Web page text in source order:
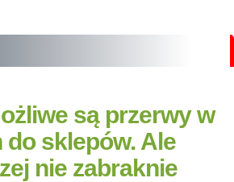
są przerwy w
sklepów. Ale
nie zabraknie